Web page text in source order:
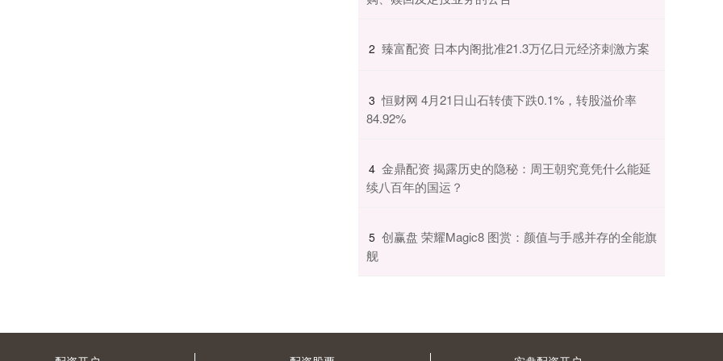
2 ​臻富配资 日本内阁批准21.3万亿日元经济刺激方案
3 ​恒财网 4月21日山石转债下跌0.1%，转股溢价率
84.92%
4 ​金鼎配资 揭露历史的隐秘：周王朝究竟凭什么能延
续八百年的国运？
5 ​创赢盘 荣耀Magic8 图赏：颜值与手感并存的全能旗
舰